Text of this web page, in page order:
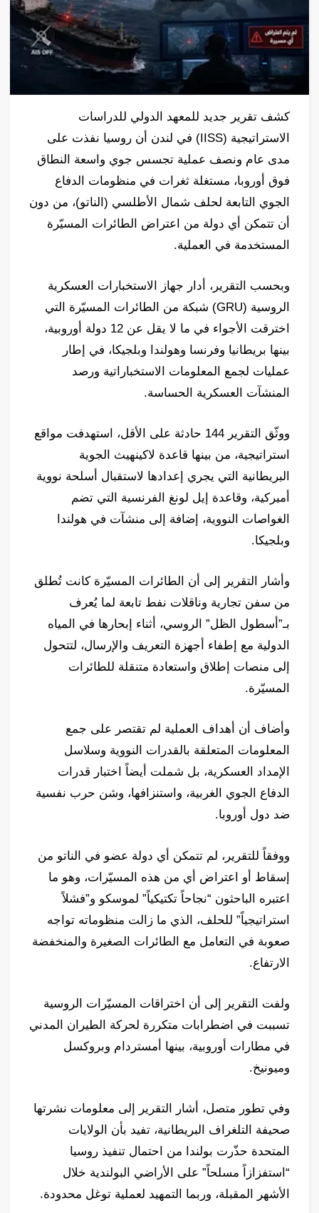
كشف تقرير جديد للمعهد الدولي للدراسات
الاستراتيجية (IISS) في لندن أن روسيا نفذت على
مدى عام ونصف عملية تجسس جوي واسعة النطاق
فوق أوروبا، مستغلة ثغرات في منظومات الدفاع
الجوي التابعة لحلف شمال الأطلسي (الناتو)، من دون
أن تتمكن أي دولة من اعتراض الطائرات المسيّرة
المستخدمة في العملية.
وبحسب التقرير، أدار جهاز الاستخبارات العسكرية
الروسية (GRU) شبكة من الطائرات المسيّرة التي
اخترقت الأجواء في ما لا يقل عن 12 دولة أوروبية،
بينها بريطانيا وفرنسا وهولندا وبلجيكا، في إطار
عمليات لجمع المعلومات الاستخباراتية ورصد
المنشآت العسكرية الحساسة.
ووثّق التقرير 144 حادثة على الأقل، استهدفت مواقع
استراتيجية، من بينها قاعدة لاكينهيث الجوية
البريطانية التي يجري إعدادها لاستقبال أسلحة نووية
أميركية، وقاعدة إيل لونغ الفرنسية التي تضم
الغواصات النووية، إضافة إلى منشآت في هولندا
وبلجيكا.
وأشار التقرير إلى أن الطائرات المسيّرة كانت تُطلق
من سفن تجارية وناقلات نفط تابعة لما يُعرف
بـ”أسطول الظل” الروسي، أثناء إبحارها في المياه
الدولية مع إطفاء أجهزة التعريف والإرسال، لتتحول
إلى منصات إطلاق واستعادة متنقلة للطائرات
المسيّرة.
وأضاف أن أهداف العملية لم تقتصر على جمع
المعلومات المتعلقة بالقدرات النووية وسلاسل
الإمداد العسكرية، بل شملت أيضاً اختبار قدرات
الدفاع الجوي الغربية، واستنزافها، وشن حرب نفسية
ضد دول أوروبا.
ووفقاً للتقرير، لم تتمكن أي دولة عضو في الناتو من
إسقاط أو اعتراض أي من هذه المسيّرات، وهو ما
اعتبره الباحثون “نجاحاً تكتيكياً” لموسكو و”فشلاً
استراتيجياً” للحلف، الذي ما زالت منظوماته تواجه
صعوبة في التعامل مع الطائرات الصغيرة والمنخفضة
الارتفاع.
ولفت التقرير إلى أن اختراقات المسيّرات الروسية
تسببت في اضطرابات متكررة لحركة الطيران المدني
في مطارات أوروبية، بينها أمستردام وبروكسل
وميونيخ.
وفي تطور متصل، أشار التقرير إلى معلومات نشرتها
صحيفة التلغراف البريطانية، تفيد بأن الولايات
المتحدة حذّرت بولندا من احتمال تنفيذ روسيا
“استفزازاً مسلحاً” على الأراضي البولندية خلال
الأشهر المقبلة، وربما التمهيد لعملية توغل محدودة.